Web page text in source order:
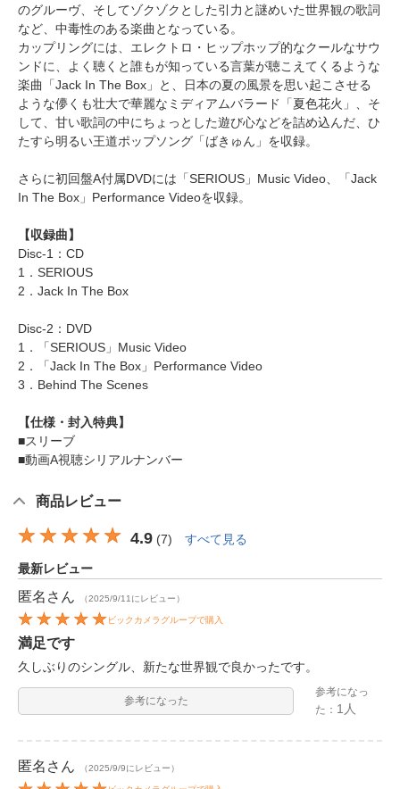
のグルーヴ、そしてゾクゾクとした引力と謎めいた世界観の歌詞
など、中毒性のある楽曲となっている。
カップリングには、エレクトロ・ヒップホップ的なクールなサウ
ンドに、よく聴くと誰もが知っている言葉が聴こえてくるような
楽曲「Jack In The Box」と、日本の夏の風景を思い起こさせる
ような儚くも壮大で華麗なミディアムバラード「夏色花火」、そ
して、甘い歌詞の中にちょっとした遊び心などを詰め込んだ、ひ
たすら明るい王道ポップソング「ばきゅん」を収録。
さらに初回盤A付属DVDには「SERIOUS」Music Video、「Jack
In The Box」Performance Videoを収録。
【収録曲】
Disc-1：CD
1．SERIOUS
2．Jack In The Box
Disc-2：DVD
1．「SERIOUS」Music Video
2．「Jack In The Box」Performance Video
3．Behind The Scenes
【仕様・封入特典】
■スリーブ
■動画A視聴シリアルナンバー
商品レビュー
4.9 (7) すべて見る
最新レビュー
匿名 さん （2025/9/11にレビュー）
ビックカメラグループで購入
満足です
久しぶりのシングル、新たな世界観で良かったです。
参考になった
参考になっ
た： 1人
匿名 さん （2025/9/9にレビュー）